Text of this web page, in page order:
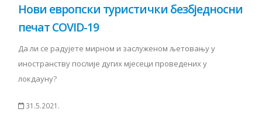
Нови европски туристички безбједносни
печат COVID-19
Да ли се радујете мирном и заслуженом љетовању у
иностранству послије дугих мјесеци проведених у
локдауну?
31.5.2021.